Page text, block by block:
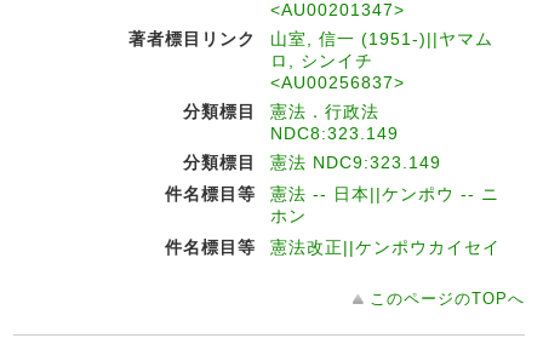
<AU00201347>
著者標目リンク
山室, 信一 (1951-)||ヤマム
ロ, シンイチ
<AU00256837>
分類標目
憲法．行政法
NDC8:323.149
分類標目
憲法 NDC9:323.149
件名標目等
憲法 -- 日本||ケンポウ -- ニ
ホン
件名標目等
憲法改正||ケンポウカイセイ
このページのTOPへ